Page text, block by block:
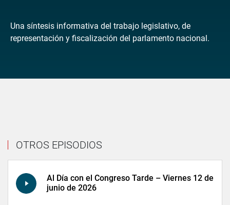
Una síntesis informativa del trabajo legislativo, de
representación y fiscalización del parlamento nacional.
OTROS EPISODIOS
Al Día con el Congreso Tarde – Viernes 12 de
junio de 2026